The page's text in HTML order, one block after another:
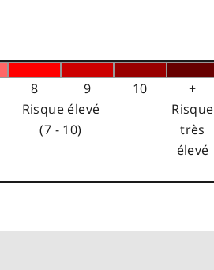
8 9 10
+
Risque élevé
(7 - 10)
Risque
très
élevé